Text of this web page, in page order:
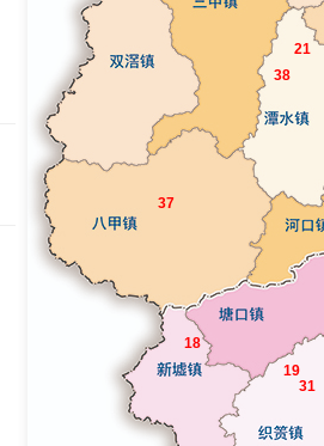
18
19
21
31
37
38